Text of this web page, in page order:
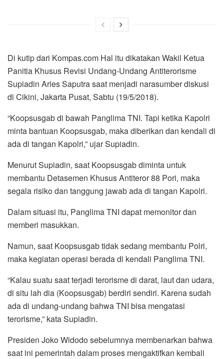
Di kutip dari Kompas.com Hal itu dikatakan Wakil Ketua
Panitia Khusus Revisi Undang-Undang Antiterorisme
Supiadin Aries Saputra saat menjadi narasumber diskusi
di Cikini, Jakarta Pusat, Sabtu (19/5/2018).
“Koopsusgab di bawah Panglima TNI. Tapi ketika Kapolri
minta bantuan Koopsusgab, maka diberikan dan kendali di
ada di tangan Kapolri,” ujar Supiadin.
Menurut Supiadin, saat Koopsusgab diminta untuk
membantu Detasemen Khusus Antiteror 88 Pori, maka
segala risiko dan tanggung jawab ada di tangan Kapolri.
Dalam situasi itu, Panglima TNI dapat memonitor dan
memberi masukkan.
Namun, saat Koopsusgab tidak sedang membantu Polri,
maka kegiatan operasi berada di kendali Panglima TNI.
“Kalau suatu saat terjadi terorisme di darat, laut dan udara,
di situ lah dia (Koopsusgab) berdiri sendiri. Karena sudah
ada di undang-undang bahwa TNI bisa mengatasi
terorisme,” kata Supiadin.
Presiden Joko Widodo sebelumnya membenarkan bahwa
saat ini pemerintah dalam proses mengaktifkan kembali